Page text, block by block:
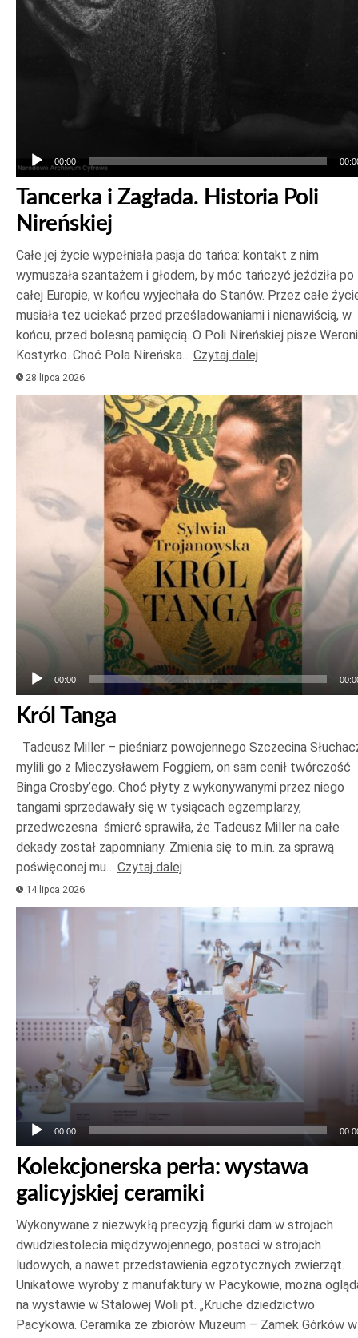
00:00
Tancerka i Zagłada. Historia Poli
Nireńskiej
Całe jej życie wypełniała pasja do tańca: kontakt z nim
wymuszała szantażem i głodem, by móc tańczyć jeździła po
całej Europie, w końcu wyjechała do Stanów. Przez całe
musiała też uciekać przed prześladowaniami i nienawiścią, w
końcu, przed bolesną pamięcią. O Poli Nireńskiej pisze
Kostyrko. Choć Pola Nireńska… Czytaj dalej
28 lipca 2026
plików
00:00
Król Tanga
Tadeusz Miller – pieśniarz powojennego Szczecina
mylili go z Mieczysławem Foggiem, on sam cenił twórczość
Binga Crosby’ego. Choć płyty z wykonywanymi przez niego
tangami sprzedawały się w tysiącach egzemplarzy,
przedwczesna śmierć sprawiła, że Tadeusz Miller na całe
dekady został zapomniany. Zmienia się to m.in. za sprawą
poświęconej mu… Czytaj dalej
14 lipca 2026
Odtwarzacz
00:00
Kolekcjonerska perła: wystawa
galicyjskiej ceramiki
Wykonywane z niezwykłą precyzją figurki dam w strojach
dwudziestolecia międzywojennego, postaci w strojach
ludowych, a nawet przedstawienia egzotycznych zwierząt.
Unikatowe wyroby z manufaktury w Pacykowie, można
na wystawie w Stalowej Woli pt. „Kruche dziedzictwo
Pacykowa. Ceramika ze zbiorów Muzeum – Zamek Górków w